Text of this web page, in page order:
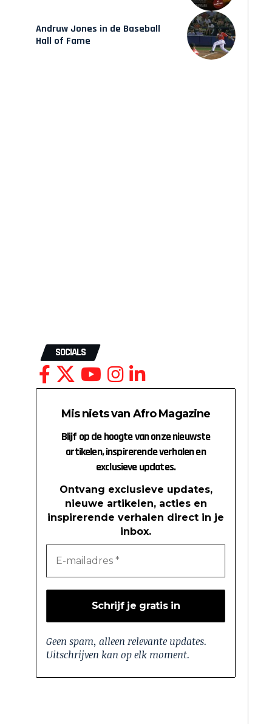
Andruw Jones in de Baseball
Hall of Fame
SOCIALS
Mis niets van Afro Magazine
Blijf op de hoogte van onze nieuwste
artikelen, inspirerende verhalen en
exclusieve updates.
Ontvang exclusieve updates,
nieuwe artikelen, acties en
inspirerende verhalen direct in je
inbox.
Geen spam, alleen relevante updates.
Uitschrijven kan op elk moment.